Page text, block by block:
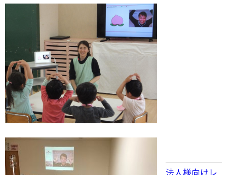
法人様向けレ